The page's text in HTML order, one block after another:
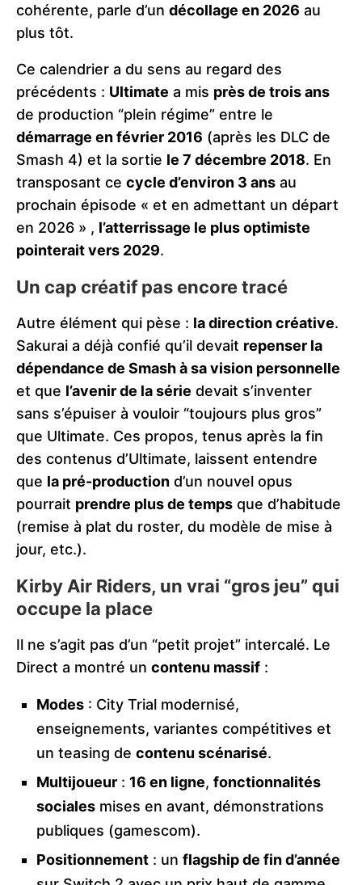
cohérente, parle d’un décollage en 2026 au
plus tôt.
Ce calendrier a du sens au regard des
précédents : Ultimate a mis près de trois ans
de production “plein régime” entre le
démarrage en février 2016 (après les DLC de
Smash 4) et la sortie le 7 décembre 2018. En
transposant ce cycle d’environ 3 ans au
prochain épisode « et en admettant un départ
en 2026 » , l’atterrissage le plus optimiste
pointerait vers 2029.
Un cap créatif pas encore tracé
Autre élément qui pèse : la direction créative.
Sakurai a déjà confié qu’il devait repenser la
dépendance de Smash à sa vision personnelle
et que l’avenir de la série devait s’inventer
sans s’épuiser à vouloir “toujours plus gros”
que Ultimate. Ces propos, tenus après la fin
des contenus d’Ultimate, laissent entendre
que la pré-production d’un nouvel opus
pourrait prendre plus de temps que d’habitude
(remise à plat du roster, du modèle de mise à
jour, etc.).
Kirby Air Riders, un vrai “gros jeu” qui
occupe la place
Il ne s’agit pas d’un “petit projet” intercalé. Le
Direct a montré un contenu massif :
Modes : City Trial modernisé,
enseignements, variantes compétitives et
un teasing de contenu scénarisé.
Multijoueur : 16 en ligne, fonctionnalités
sociales mises en avant, démonstrations
publiques (gamescom).
Positionnement : un flagship de fin d’année